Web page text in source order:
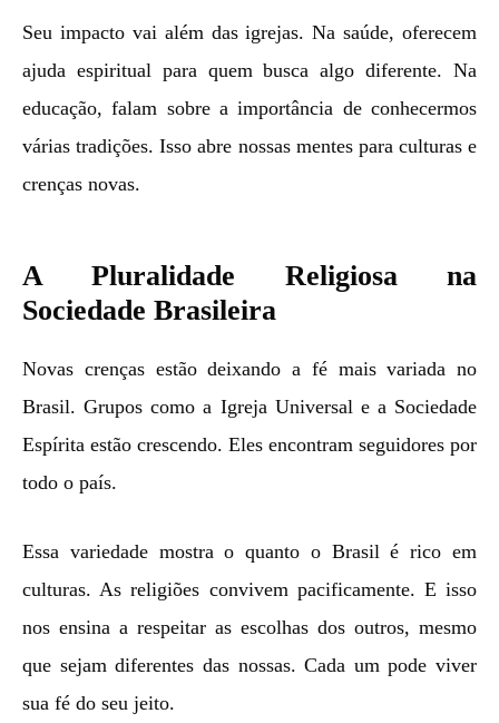
Seu impacto vai além das igrejas. Na saúde, oferecem
ajuda espiritual para quem busca algo diferente. Na
educação, falam sobre a importância de conhecermos
várias tradições. Isso abre nossas mentes para culturas e
crenças novas.
A Pluralidade Religiosa na
Sociedade Brasileira
Novas crenças estão deixando a fé mais variada no
Brasil. Grupos como a Igreja Universal e a Sociedade
Espírita estão crescendo. Eles encontram seguidores por
todo o país.
Essa variedade mostra o quanto o Brasil é rico em
culturas. As religiões convivem pacificamente. E isso
nos ensina a respeitar as escolhas dos outros, mesmo
que sejam diferentes das nossas. Cada um pode viver
sua fé do seu jeito.